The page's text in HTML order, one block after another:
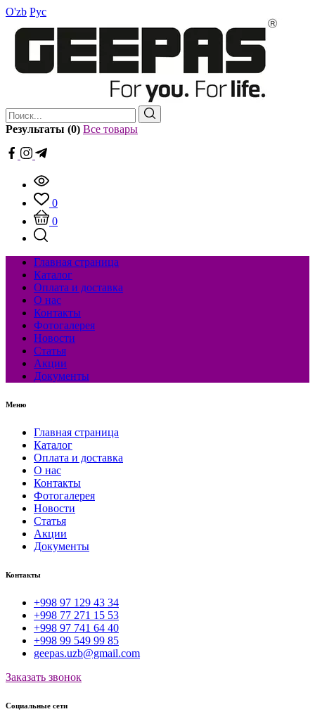
O'zb Рус
Результаты (0) Все товары
0
0
Главная страница
Каталог
Оплата и доставка
О нас
Контакты
Фотогалерея
Новости
Статья
Акции
Документы
Меню
Главная страница
Каталог
Оплата и доставка
О нас
Контакты
Фотогалерея
Новости
Статья
Акции
Документы
Контакты
+998 97 129 43 34
+998 77 271 15 53
+998 97 741 64 40
+998 99 549 99 85
geepas.uzb@gmail.com
Заказать звонок
Социальные сети